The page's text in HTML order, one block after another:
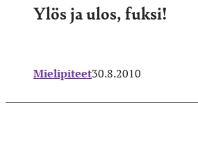
Ylös ja ulos, fuksi!
Mielipiteet30.8.2010